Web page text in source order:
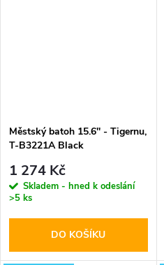
Městský batoh 15.6'' - Tigernu,
T-B3221A Black
1 274 Kč
Skladem - hned k odeslání
>5 ks
DO KOŠÍKU